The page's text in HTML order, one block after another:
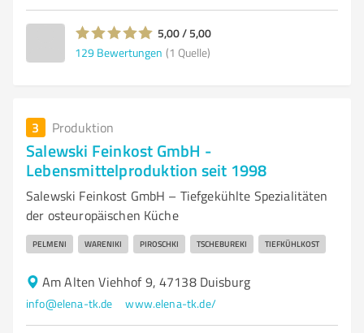
5,00 / 5,00
129 Bewertungen (1 Quelle)
3 Produktion
Salewski Feinkost GmbH -
Lebensmittelproduktion seit 1998
Salewski Feinkost GmbH – Tiefgekühlte Spezialitäten
der osteuropäischen Küche
PELMENI WARENIKI PIROSCHKI TSCHEBUREKI TIEFKÜHLKOST
Am Alten Viehhof 9, 47138 Duisburg
info@elena-tk.de www.elena-tk.de/